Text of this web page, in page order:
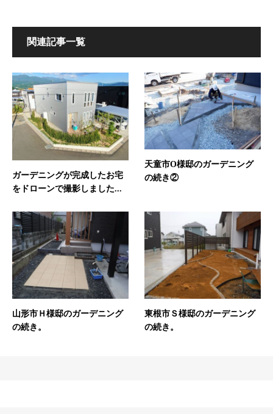
関連記事一覧
ガーデニングが完成したお宅
をドローンで撮影しました...
天童市O様邸のガーデニング
の続き②
山形市Ｈ様邸のガーデニング
の続き。
東根市Ｓ様邸のガーデニング
の続き。